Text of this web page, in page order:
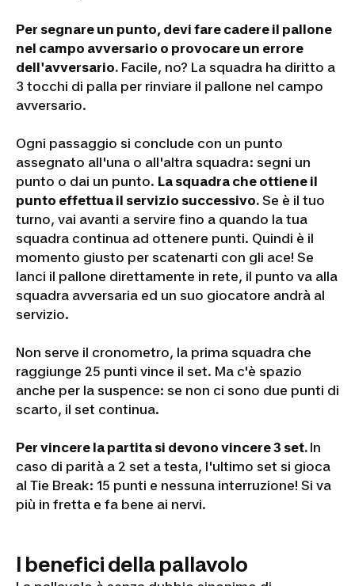
Per segnare un punto, devi fare cadere il pallone
nel campo avversario o provocare un errore
dell'avversario. Facile, no? La squadra ha diritto a
3 tocchi di palla per rinviare il pallone nel campo
avversario.
Ogni passaggio si conclude con un punto
assegnato all'una o all'altra squadra: segni un
punto o dai un punto. La squadra che ottiene il
punto effettua il servizio successivo. Se è il tuo
turno, vai avanti a servire fino a quando la tua
squadra continua ad ottenere punti. Quindi è il
momento giusto per scatenarti con gli ace! Se
lanci il pallone direttamente in rete, il punto va alla
squadra avversaria ed un suo giocatore andrà al
servizio.
Non serve il cronometro, la prima squadra che
raggiunge 25 punti vince il set. Ma c'è spazio
anche per la suspence: se non ci sono due punti di
scarto, il set continua.
Per vincere la partita si devono vincere 3 set. In
caso di parità a 2 set a testa, l'ultimo set si gioca
al Tie Break: 15 punti e nessuna interruzione! Si va
più in fretta e fa bene ai nervi.
I benefici della pallavolo